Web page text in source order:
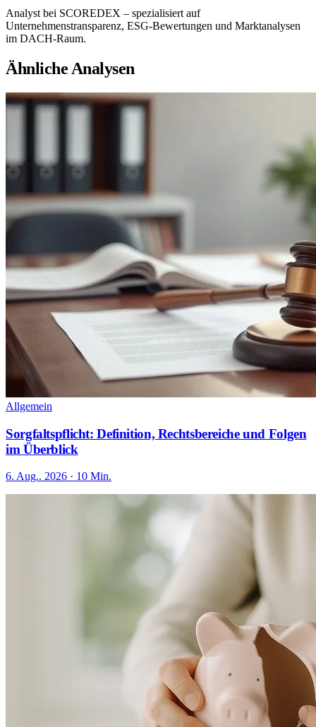
Analyst bei SCOREDEX – spezialisiert auf
Unternehmenstransparenz, ESG-Bewertungen und Marktanalysen
im DACH-Raum.
Ähnliche Analysen
Allgemein
Sorgfaltspflicht: Definition, Rechtsbereiche und Folgen
im Überblick
6. Aug.. 2026 · 10 Min.